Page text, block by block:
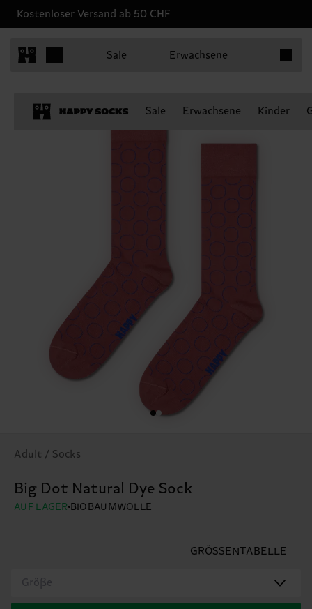
Kostenloser Versand ab 50 CHF
Sale Erwachsene
Sale Erwachsene Kinder
Adult / Socks
Big Dot Natural Dye Sock
AUF LAGER BIOBAUMWOLLE
GRÖSSENTABELLE
Größe